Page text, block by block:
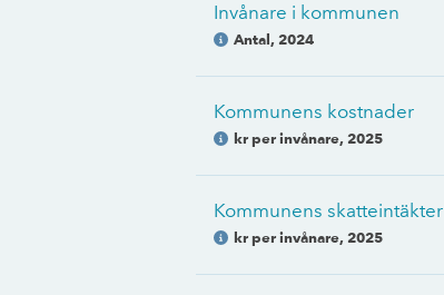
Invånare i kommunen
Antal, 2024
Kommunens kostnader
kr per invånare, 2025
Kommunens skatteintäkter
kr per invånare, 2025